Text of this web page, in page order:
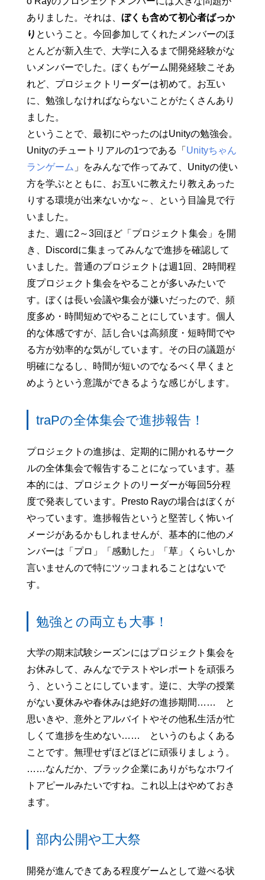
ありました。それは、 ぼくも含めて初心者ばっか
り ということ。今回参加してくれたメンバーのほ
とんどが新入生で、大学に入るまで開発経験がな
いメンバーでした。ぼくもゲーム開発経験こそあ
れど、プロジェクトリーダーは初めて。お互い
に、勉強しなければならないことがたくさんあり
ました。
ということで、最初にやったのはUnityの勉強会。
Unityのチュートリアルの1つである「 Unityちゃん
ランゲーム 」をみんなで作ってみて、Unityの使い
方を学ぶとともに、お互いに教えたり教えあった
りする環境が出来ないかな～、という目論見で行
いました。
また、週に2～3回ほど「プロジェクト集会」を開
き、Discordに集まってみんなで進捗を確認して
いました。普通のプロジェクトは週1回、2時間程
度プロジェクト集会をやることが多いみたいで
す。ぼくは長い会議や集会が嫌いだったので、頻
度多め・時間短めでやることにしています。個人
的な体感ですが、話し合いは高頻度・短時間でや
る方が効率的な気がしています。その日の議題が
明確になるし、時間が短いのでなるべく早くまと
めようという意識ができるような感じがします。
traPの全体集会で進捗報告！
プロジェクトの進捗は、定期的に開かれるサーク
ルの全体集会で報告することになっています。基
本的には、プロジェクトのリーダーが毎回5分程
度で発表しています。Presto Rayの場合はぼくが
やっています。進捗報告というと堅苦しく怖いイ
メージがあるかもしれませんが、基本的に他のメ
ンバーは「プロ」「感動した」「草」くらいしか
言いませんので特にツッコまれることはないで
す。
勉強との両立も大事！
大学の期末試験シーズンにはプロジェクト集会を
お休みして、みんなでテストやレポートを頑張ろ
う、ということにしています。逆に、大学の授業
がない夏休みや春休みは絶好の進捗期間…… と
思いきや、意外とアルバイトやその他私生活が忙
しくて進捗を生めない…… というのもよくある
ことです。無理せずほどほどに頑張りましょう。
……なんだか、ブラック企業にありがちなホワイ
トアピールみたいですね。これ以上はやめておき
ます。
部内公開や工大祭
開発が進んできてある程度ゲームとして遊べる状